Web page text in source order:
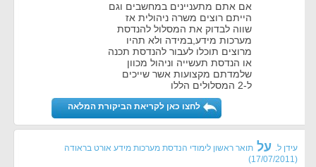
אם אתם מתעניינים במחשבים וגם
הייתם רוצים משרה ניהולית אז
שווה לבדוק את המסלול להנדסת
מערכות מידע,במידה ולא תהיו
מרוצים תוכלו לעבור להנדסת תכנה
או הנדסת תעשייה וניהול מכוון
שלמדתם מקצועות אשר שייכים
ל-2 המסלולים הללו
לחצו כאן לקריאת הביקורת המלאה
עידן ל. על תואר ראשון לימודי הנדסת מערכות מידע אורט בראודה
(
17/07/2011
)